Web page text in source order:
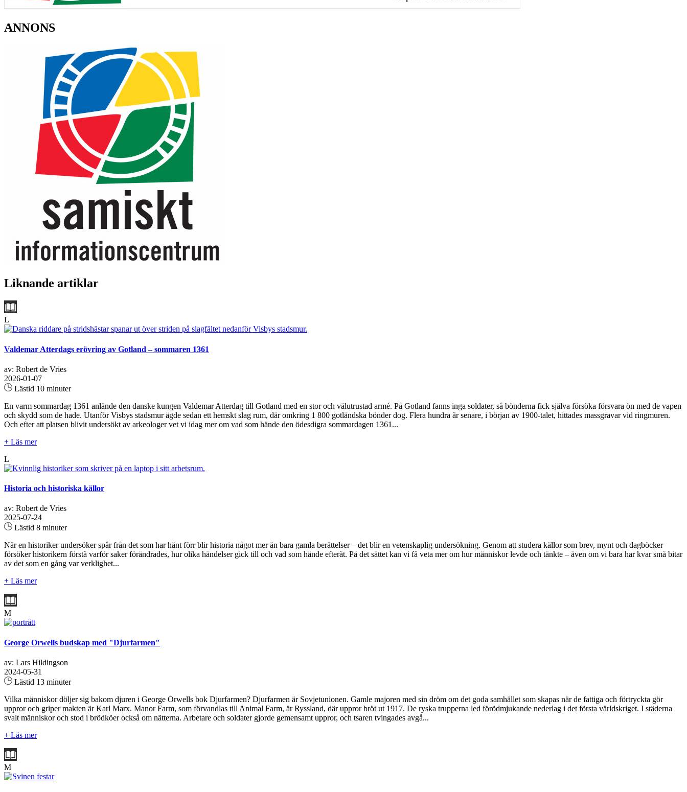
ANNONS
Liknande artiklar
L
Valdemar Atterdags erövring av Gotland – sommaren 1361
av: Robert de Vries
2026-01-07
Lästid 10 minuter
En varm sommardag 1361 anlände den danske kungen Valdemar Atterdag till Gotland med en stor och välutrustad armé. På Gotland fanns inga soldater, så bönderna fick själva försöka försvara ön med de vapen
och skydd som de hade. Utanför Visbys stadsmur ägde sedan ett hemskt slag rum, där omkring 1 800 gotländska bönder dog. Flera hundra år senare, i början av 1900-talet, hittades massgravar vid ringmuren.
Och efter att platsen blivit undersökt av arkeologer vet vi idag mer om vad som hände den ödesdigra sommardagen 1361...
+ Läs mer
L
Historia och historiska källor
av: Robert de Vries
2025-07-24
Lästid 8 minuter
När en historiker undersöker spår från det som har hänt förr blir historia något mer än bara gamla berättelser – det blir en vetenskaplig undersökning. Genom att studera källor som brev, mynt och dagböcker
försöker historikern förstå varför saker förändrades, hur olika händelser gick till och vad som hände efteråt. På det sättet kan vi få veta mer om hur människor levde och tänkte – även om vi bara har kvar små bitar
av det som en gång var verklighet...
+ Läs mer
M
George Orwells budskap med "Djurfarmen"
av: Lars Hildingson
2024-05-31
Lästid 13 minuter
Vilka människor döljer sig bakom djuren i George Orwells bok Djurfarmen? Djurfarmen är Sovjetunionen. Gamle majoren med sin dröm om det goda samhället som skapas när de fattiga och förtryckta gör
uppror och griper makten är Karl Marx. Manor Farm, som förvandlas till Animal Farm, är Ryssland, där uppror bröt ut 1917. De ryska trupperna led förödmjukande nederlag i det första världskriget. I städerna
svalt människor och stod i brödköer också om nätterna. Arbetare och soldater gjorde gemensamt uppror, och tsaren tvingades avgå...
+ Läs mer
M